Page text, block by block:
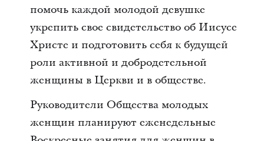
помочь каждой молодой девушке
укрепить свое свидетельство об Иисусе
Христе и подготовить себя к будущей
роли активной и добродетельной
женщины в Церкви и в обществе.
Руководители Общества молодых
женщин планируют еженедельные